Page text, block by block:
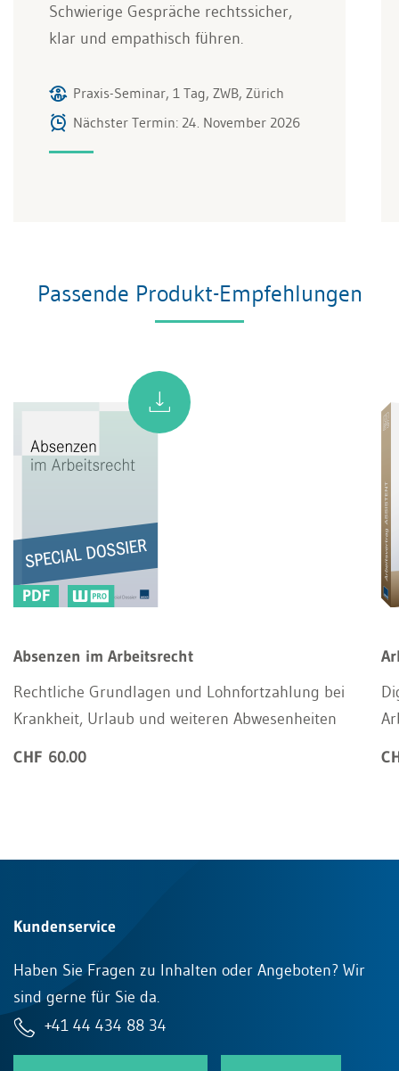
Schwierige Gespräche rechtssicher,
klar und empathisch führen.
Praxis-Seminar, 1 Tag, ZWB, Zürich
Nächster Termin: 24. November 2026
Passende Produkt-Empfehlungen
PDF
Absenzen im Arbeitsrecht
Rechtliche Grundlagen und Lohnfortzahlung bei
Krankheit, Urlaub und weiteren Abwesenheiten
CHF 60.00
Kundenservice
Haben Sie Fragen zu Inhalten oder Angeboten? Wir
sind gerne für Sie da.
+41 44 434 88 34